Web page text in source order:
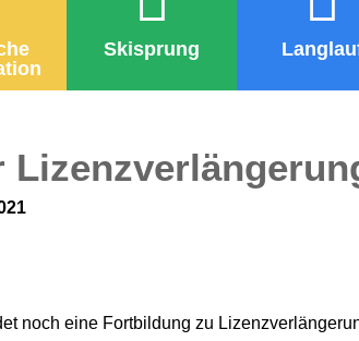
Skisprung
noch eine Fortbildung zu